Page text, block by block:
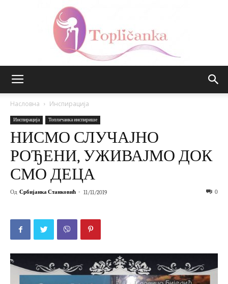
Насловна Инспирација
Инспирација Топличанка инспирише
НИСМО СЛУЧАЈНО
РОЂЕНИ, УЖИВАЈМО ДОК
СМО ДЕЦА
Од Србијанка Станковић - 11/11/2019 0